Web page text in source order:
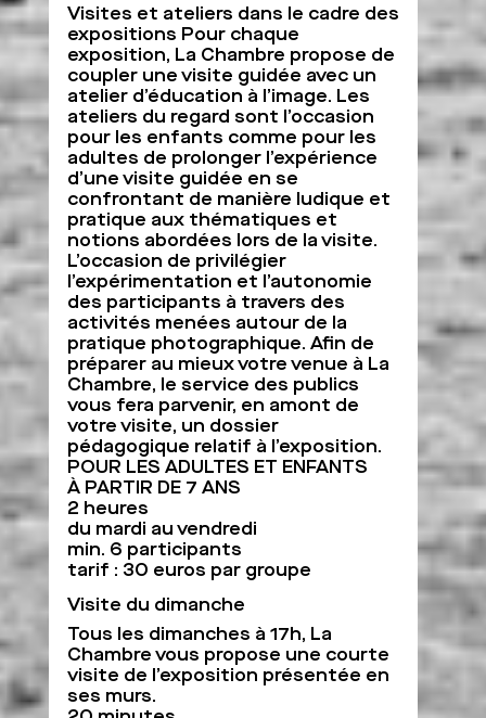
Visites et ateliers dans le cadre des
expositions Pour chaque
exposition, La Chambre propose de
coupler une visite guidée avec un
atelier d’éducation à l’image. Les
ateliers du regard sont l’occasion
pour les enfants comme pour les
adultes de prolonger l’expérience
d’une visite guidée en se
confrontant de manière ludique et
pratique aux thématiques et
notions abordées lors de la visite.
L’occasion de privilégier
l’expérimentation et l’autonomie
des participants à travers des
activités menées autour de la
pratique photographique. Afin de
préparer au mieux votre venue à La
Chambre, le service des publics
vous fera parvenir, en amont de
votre visite, un dossier
pédagogique relatif à l’exposition.
POUR LES ADULTES ET ENFANTS
À PARTIR DE 7 ANS
2 heures
du mardi au vendredi
min. 6 participants
tarif : 30 euros par groupe
Visite du dimanche
Tous les dimanches à 17h, La
Chambre vous propose une courte
visite de l’exposition présentée en
ses murs.